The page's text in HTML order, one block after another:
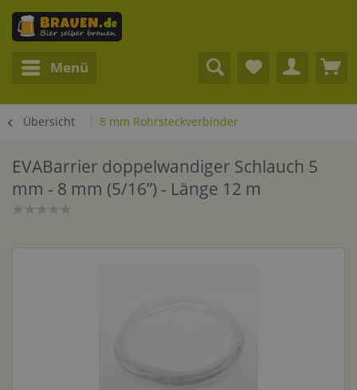
Menü
Übersicht 8 mm Rohrsteckverbinder
EVABarrier doppelwandiger Schlauch 5
mm - 8 mm (5/16”) - Länge 12 m